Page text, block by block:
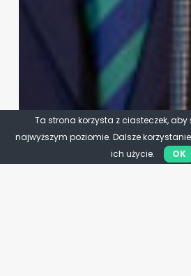
Ta strona korzysta z ciasteczek,
najwyższym poziomie. Dalsze
ich użycie.
OK